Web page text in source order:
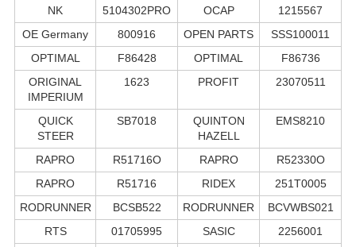
NK
5104302PRO OCAP
1215567
OE Germany
800916 OPEN PARTS
SSS100011
OPTIMAL
F86428 OPTIMAL
F86736
ORIGINAL
IMPERIUM
1623 PROFIT 23070511
QUICK
STEER
SB7018
QUINTON
HAZELL
EMS8210
RAPRO R51716O RAPRO
R52330O
RAPRO
R51716 RIDEX
251T0005
RODRUNNER
BCSB522 RODRUNNER
BCVWBS021
RTS
01705995 SASIC
2256001